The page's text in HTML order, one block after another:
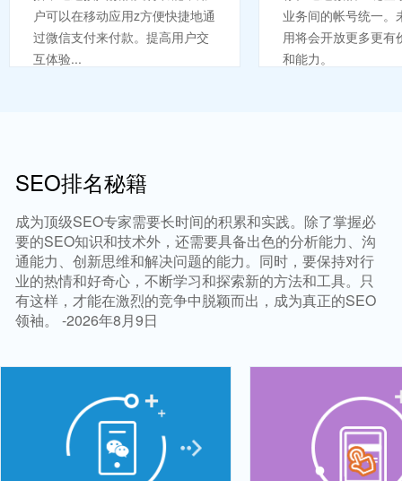
户可以在移动应用z方便快捷地通
过微信支付来付款。提高用户交
互体验...
业务间的帐号统一。
用将会开放更多更有
和能力。
SEO排名秘籍
成为顶级SEO专家需要长时间的积累和实践。除了掌握必
要的SEO知识和技术外，还需要具备出色的分析能力、沟
通能力、创新思维和解决问题的能力。同时，要保持对行
业的热情和好奇心，不断学习和探索新的方法和工具。只
有这样，才能在激烈的竞争中脱颖而出，成为真正的SEO
领袖。 -2026年8月9日